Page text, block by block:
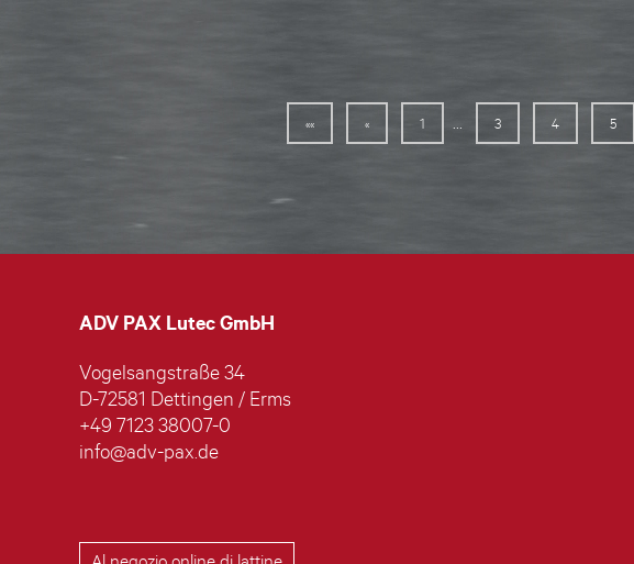
«« « 1 3 4 5
ADV PAX Lutec GmbH
Vogelsangstraße 34
D-72581 Dettingen / Erms
+49 7123 38007-0
info@adv-pax.de